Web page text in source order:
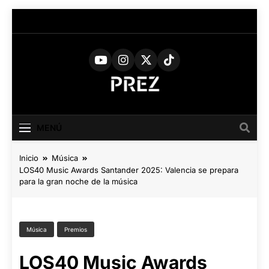
al
PREZ
MAGAZINE
Cultural
Inicio
Música
LOS40 Music Awards Santander 2025: Valencia se prepara
para la gran noche de la música
Música Premios
LOS40 Music Awards